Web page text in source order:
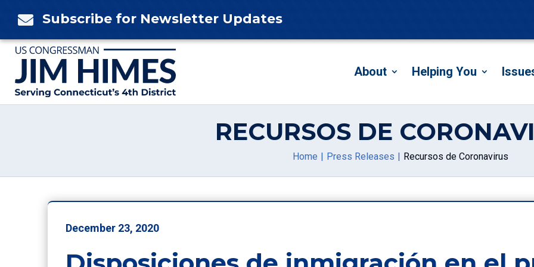
 Subscribe for Newsletter Updates
About Helping You
RECURSOS DE
Home Press Releases Recursos de Coronavirus
December 23, 2020